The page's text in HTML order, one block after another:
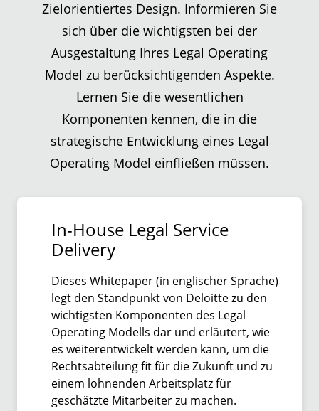
Zielorientiertes Design. Informieren Sie
sich über die wichtigsten bei der
Ausgestaltung Ihres Legal Operating
Model zu berücksichtigenden Aspekte.
Lernen Sie die wesentlichen
Komponenten kennen, die in die
strategische Entwicklung eines Legal
Operating Model einfließen müssen.
In-House Legal Service
Delivery
Dieses Whitepaper (in englischer Sprache)
legt den Standpunkt von Deloitte zu den
wichtigsten Komponenten des Legal
Operating Modells dar und erläutert, wie
es weiterentwickelt werden kann, um die
Rechtsabteilung fit für die Zukunft und zu
einem lohnenden Arbeitsplatz für
geschätzte Mitarbeiter zu machen.